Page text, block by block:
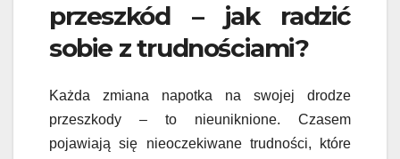
przeszkód – jak radzić
sobie z trudnościami?
Każda zmiana napotka na swojej drodze
przeszkody – to nieuniknione. Czasem
pojawiają się nieoczekiwane trudności, które